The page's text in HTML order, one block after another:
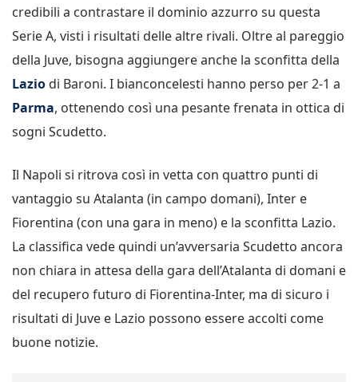
credibili a contrastare il dominio azzurro su questa
Serie A, visti i risultati delle altre rivali. Oltre al pareggio
della Juve, bisogna aggiungere anche la sconfitta della
Lazio di Baroni. I bianconcelesti hanno perso per 2-1 a
Parma, ottenendo così una pesante frenata in ottica di
sogni Scudetto.
Il Napoli si ritrova così in vetta con quattro punti di
vantaggio su Atalanta (in campo domani), Inter e
Fiorentina (con una gara in meno) e la sconfitta Lazio.
La classifica vede quindi un’avversaria Scudetto ancora
non chiara in attesa della gara dell’Atalanta di domani e
del recupero futuro di Fiorentina-Inter, ma di sicuro i
risultati di Juve e Lazio possono essere accolti come
buone notizie.